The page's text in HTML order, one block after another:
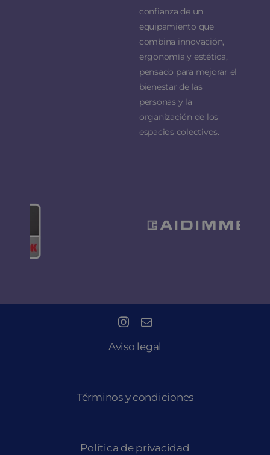
confianza de un
equipamiento que
combina innovación,
ergonomía y estética,
pensado para mejorar el
bienestar de las
personas y la
organización de los
espacios colectivos.
Aviso legal
Términos y condiciones
Política de privacidad